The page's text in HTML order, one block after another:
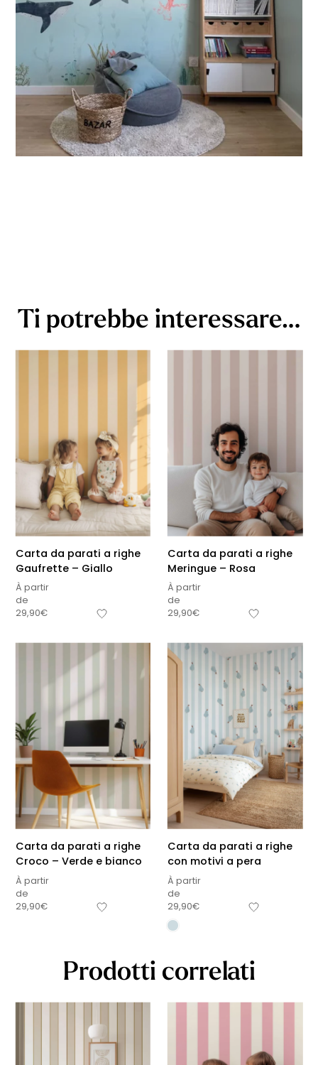
Ti potrebbe interessare…
Carta da parati a righe
Gaufrette – Giallo
À partir
de
29,90€
Carta da parati a righe
Meringue – Rosa
À partir
de
29,90€
Carta da parati a righe
Croco – Verde e bianco
À partir
de
29,90€
Carta da parati a righe
con motivi a pera
À partir
de
29,90€
Prodotti correlati